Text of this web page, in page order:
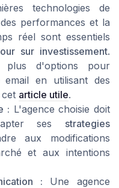
technologies de
performances et la
réel sont essentiels
sur investissement.
plus d'options pour
en utilisant des
article utile.
: L'agence choisie doit
ses strategies
aux modifications
et aux intentions
: Une agence